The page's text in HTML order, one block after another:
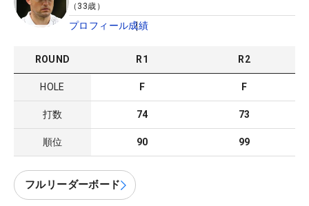
（ 33歳）
プロフィール成績
ROUND R1 R2
HOLE F F
打数 74 73
順位 90 99
フルリーダーボード